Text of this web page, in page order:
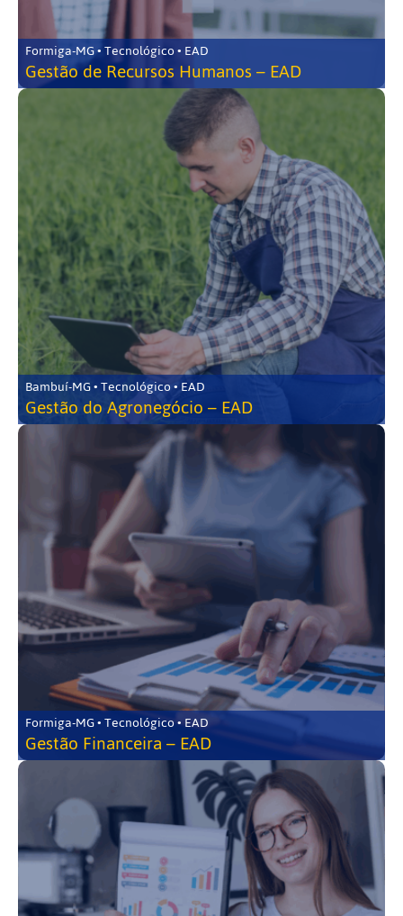
Formiga-MG • Tecnológico • EAD
Gestão de Recursos Humanos – EAD
Bambuí-MG • Tecnológico • EAD
Gestão do Agronegócio – EAD
Formiga-MG • Tecnológico • EAD
Gestão Financeira – EAD